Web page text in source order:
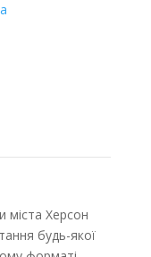
міста Херсон
будь-якої